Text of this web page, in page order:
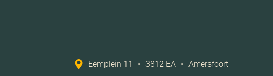
Eemplein 11 • 3812 EA • Amersfoort